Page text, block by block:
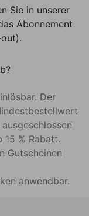
Sie in unserer
Abonnement
Der
% Rabatt.
Gutscheinen
anwendbar.